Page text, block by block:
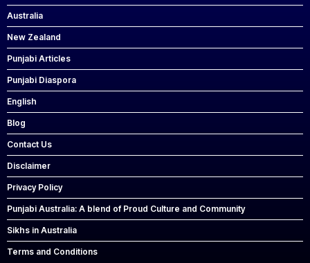
Australia
New Zealand
Punjabi Articles
Punjabi Diaspora
English
Blog
Contact Us
Disclaimer
Privacy Policy
Punjabi Australia: A blend of Proud Culture and Community
Sikhs in Australia
Terms and Conditions